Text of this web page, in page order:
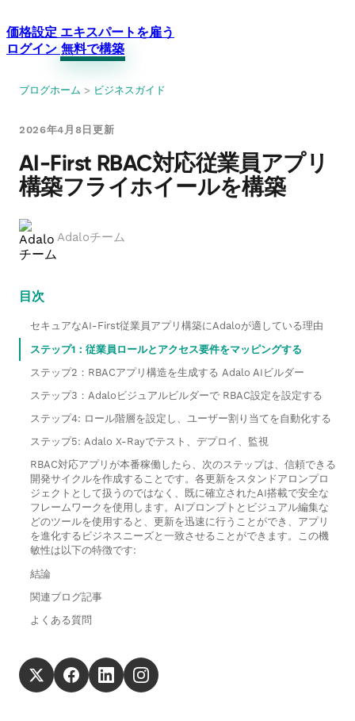
価格設定 エキスパートを雇う
ログイン 無料で構築
ブログホーム > ビジネスガイド
2026年4月8日更新
AI-First RBAC対応従業員アプリ
構築フライホイールを構築
Adaloチーム
目次
セキュアなAI-First従業員アプリ構築にAdaloが適している理由
ステップ1：従業員ロールとアクセス要件をマッピングする
ステップ2：RBACアプリ構造を生成する Adalo AIビルダー
ステップ3：Adaloビジュアルビルダーで RBAC設定を設定する
ステップ4: ロール階層を設定し、ユーザー割り当てを自動化する
ステップ5: Adalo X-Rayでテスト、デプロイ、監視
RBAC対応アプリが本番稼働したら、次のステップは、信頼できる
開発サイクルを作成することです。各更新をスタンドアロンプロ
ジェクトとして扱うのではなく、既に確立されたAI搭載で安全な
フレームワークを使用します。AIプロンプトとビジュアル編集な
どのツールを使用すると、更新を迅速に行うことができ、アプリ
を進化するビジネスニーズと一致させることができます。この機
敏性は以下の特徴です:
結論
関連ブログ記事
よくある質問